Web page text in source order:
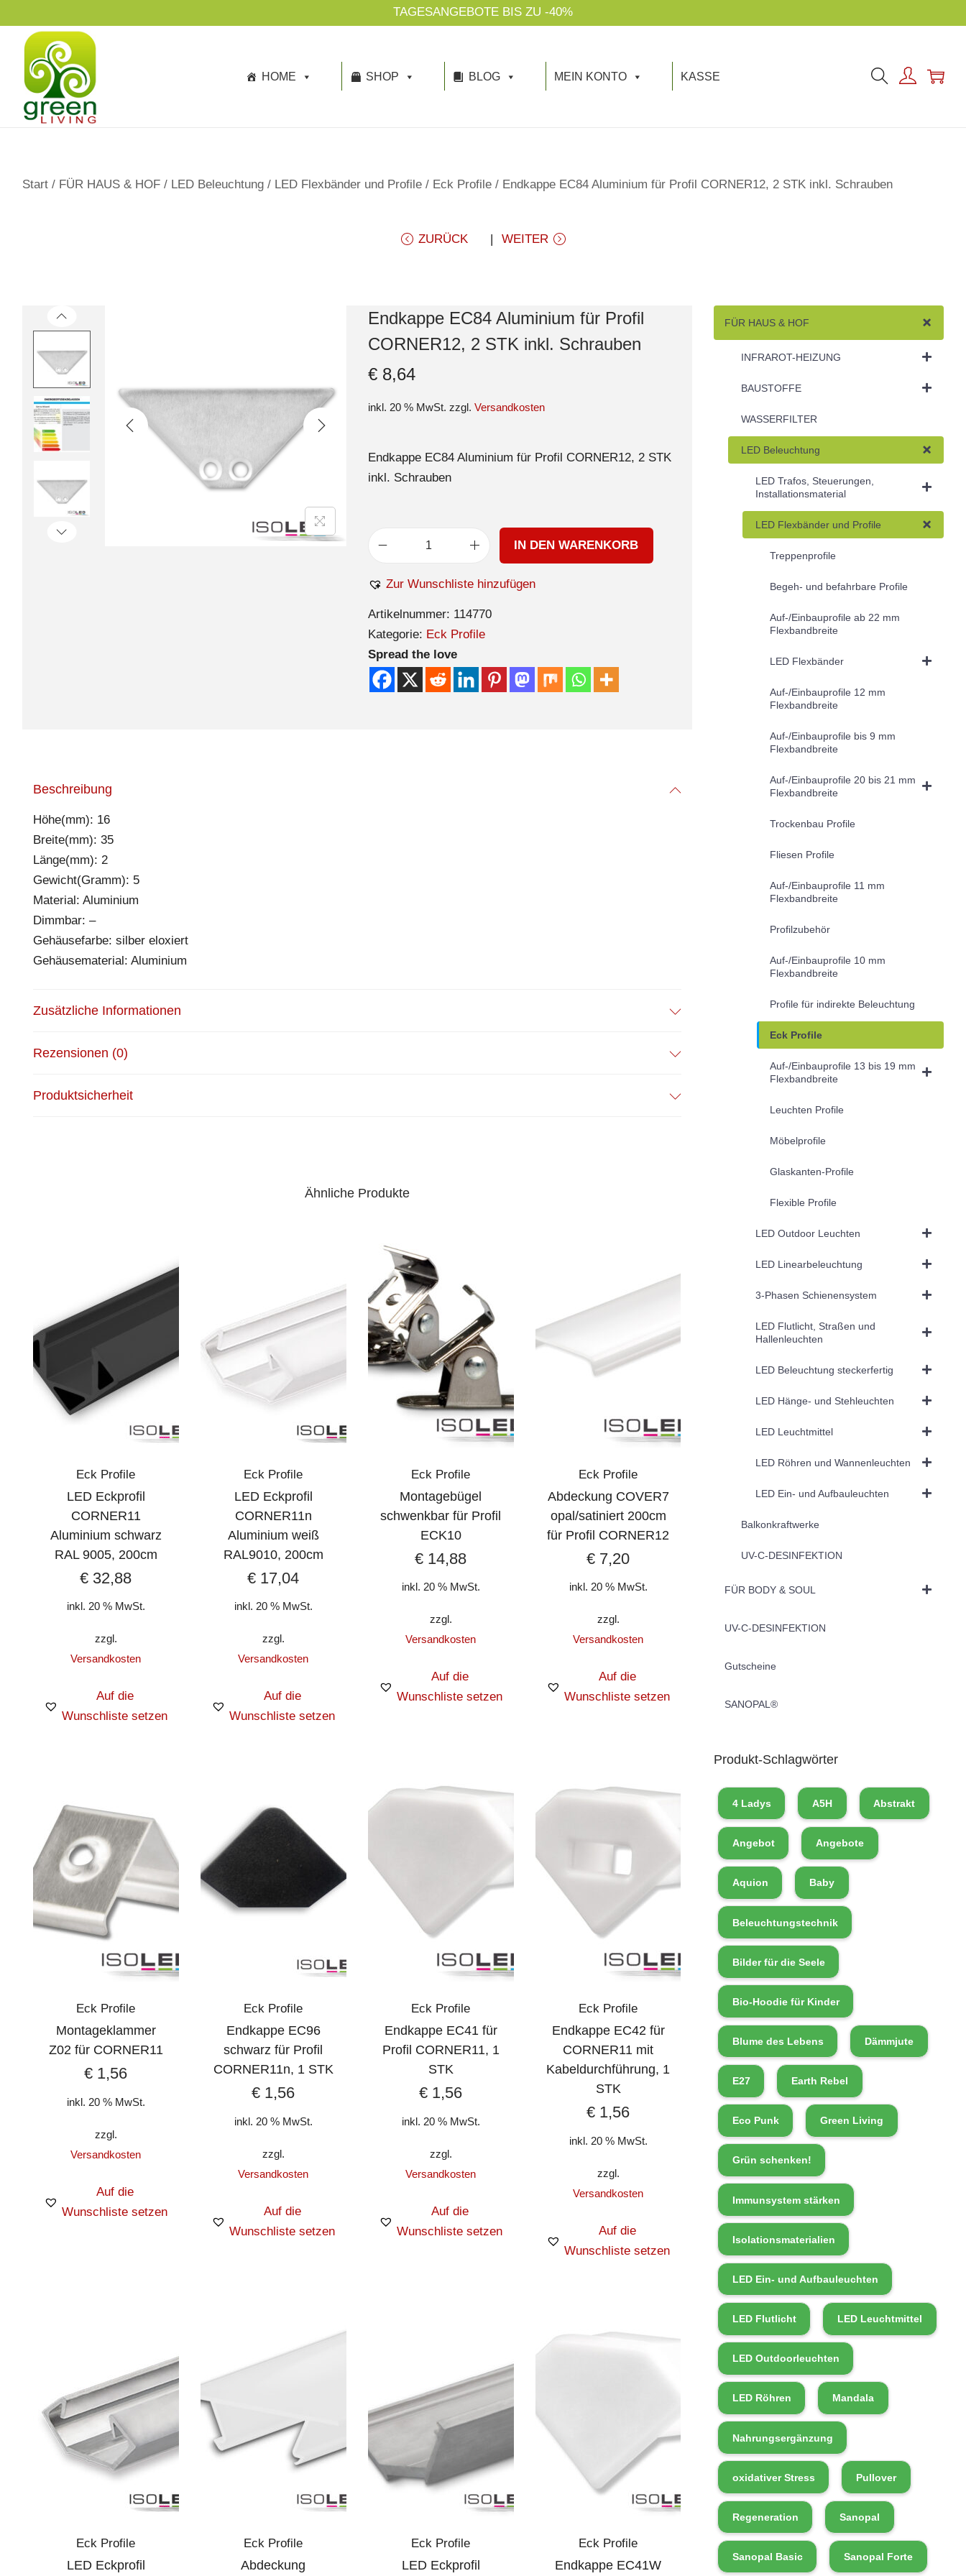
p
TAGESANGEBOTE BIS ZU -40%
HOME SHOP BLOG MEIN KONTO KASSE
Start / FÜR HAUS & HOF / LED Beleuchtung / LED Flexbänder und Profile / Eck Profile / Endkappe EC84 Aluminium für Profil CORNER12, 2 STK inkl. Schrauben
ZURÜCK WEITER
Endkappe EC84 Aluminium für Profil
CORNER12, 2 STK inkl. Schrauben
€8,64
inkl. 20 % MwSt. zzgl. Versandkosten
Endkappe EC84 Aluminium für Profil CORNER12, 2 STK
inkl. Schrauben
IN DEN WARENKORB
Zur Wunschliste hinzufügen
Artikelnummer: 114770
Kategorie: Eck Profile
Spread the love
Beschreibung
Höhe(mm): 16
Breite(mm): 35
Länge(mm): 2
Gewicht(Gramm): 5
Material: Aluminium
Dimmbar: –
Gehäusefarbe: silber eloxiert
Gehäusematerial: Aluminium
Zusätzliche Informationen
Rezensionen (0)
Produktsicherheit
Ähnliche Produkte
Eck Profile
LED Eckprofil
CORNER11
Aluminium schwarz
RAL 9005, 200cm
€ 32,88
inkl. 20 % MwSt.
zzgl.
Versandkosten
Auf die
Wunschliste setzen
Eck Profile
LED Eckprofil
CORNER11n
Aluminium weiß
RAL9010, 200cm
€ 17,04
inkl. 20 % MwSt.
zzgl.
Versandkosten
Auf die
Wunschliste setzen
Eck Profile
Montagebügel
schwenkbar für Profil
ECK10
€ 14,88
inkl. 20 % MwSt.
zzgl.
Versandkosten
Auf die
Wunschliste setzen
Eck Profile
Abdeckung COVER7
opal/satiniert 200cm
für Profil CORNER12
€ 7,20
inkl. 20 % MwSt.
zzgl.
Versandkosten
Auf die
Wunschliste setzen
Eck Profile
Montageklammer
Z02 für CORNER11
€ 1,56
inkl. 20 % MwSt.
zzgl.
Versandkosten
Auf die
Wunschliste setzen
Eck Profile
Endkappe EC96
schwarz für Profil
CORNER11n, 1 STK
€ 1,56
inkl. 20 % MwSt.
zzgl.
Versandkosten
Auf die
Wunschliste setzen
Eck Profile
Endkappe EC41 für
Profil CORNER11, 1
STK
€ 1,56
inkl. 20 % MwSt.
zzgl.
Versandkosten
Auf die
Wunschliste setzen
Eck Profile
Endkappe EC42 für
CORNER11 mit
Kabeldurchführung, 1
STK
€ 1,56
inkl. 20 % MwSt.
zzgl.
Versandkosten
Auf die
Wunschliste setzen
Eck Profile
LED Eckprofil
Eck Profile
Abdeckung
Eck Profile
LED Eckprofil
Eck Profile
Endkappe EC41W
FÜR HAUS & HOF
INFRAROT-HEIZUNG
BAUSTOFFE
WASSERFILTER
LED Beleuchtung
LED Trafos, Steuerungen,
Installationsmaterial
LED Flexbänder und Profile
Treppenprofile
Begeh- und befahrbare Profile
Auf-/Einbauprofile ab 22 mm
Flexbandbreite
LED Flexbänder
Auf-/Einbauprofile 12 mm
Flexbandbreite
Auf-/Einbauprofile bis 9 mm
Flexbandbreite
Auf-/Einbauprofile 20 bis 21 mm
Flexbandbreite
Trockenbau Profile
Fliesen Profile
Auf-/Einbauprofile 11 mm
Flexbandbreite
Profilzubehör
Auf-/Einbauprofile 10 mm
Flexbandbreite
Profile für indirekte Beleuchtung
Eck Profile
Auf-/Einbauprofile 13 bis 19 mm
Flexbandbreite
Leuchten Profile
Möbelprofile
Glaskanten-Profile
Flexible Profile
LED Outdoor Leuchten
LED Linearbeleuchtung
3-Phasen Schienensystem
LED Flutlicht, Straßen und
Hallenleuchten
LED Beleuchtung steckerfertig
LED Hänge- und Stehleuchten
LED Leuchtmittel
LED Röhren und Wannenleuchten
LED Ein- und Aufbauleuchten
Balkonkraftwerke
UV-C-DESINFEKTION
FÜR BODY & SOUL
UV-C-DESINFEKTION
Gutscheine
SANOPAL®
Produkt-Schlagwörter
4 Ladys A5H Abstrakt
Angebot Angebote
Aquion Baby
Beleuchtungstechnik
Bilder für die Seele
Bio-Hoodie für Kinder
Blume des Lebens Dämmjute
E27 Earth Rebel
Eco Punk Green Living
Grün schenken!
Immunsystem stärken
Isolationsmaterialien
LED Ein- und Aufbauleuchten
LED Flutlicht LED Leuchtmittel
LED Outdoorleuchten
LED Röhren Mandala
Nahrungsergänzung
oxidativer Stress Pullover
Regeneration Sanopal
Sanopal Basic Sanopal Forte